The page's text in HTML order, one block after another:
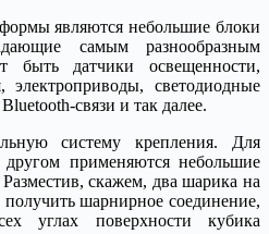
являются небольшие блоки
самым разнообразным
быть датчики освещенности,
электроприводы, светодиодные
связи и так далее.
систему крепления. Для
применяются небольшие
скажем, два шарика на
шарнирное соединение,
углах поверхности кубика